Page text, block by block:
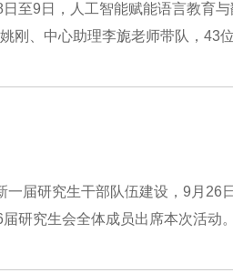
至9日，人工智能赋能语言教育
刚、中心助理李旎老师带队，43
届研究生干部队伍建设，9月
研究生会全体成员出席本次活